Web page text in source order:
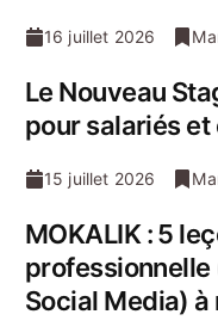
16 juillet 2026
Le Nouveau
pour salariés
15 juillet 2026
MOKALIK : 5
professionnelle
Social Media)